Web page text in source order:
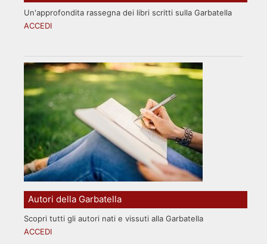
Un'approfondita rassegna dei libri scritti sulla Garbatella
ACCEDI
Autori della Garbatella
Scopri tutti gli autori nati e vissuti alla Garbatella
ACCEDI